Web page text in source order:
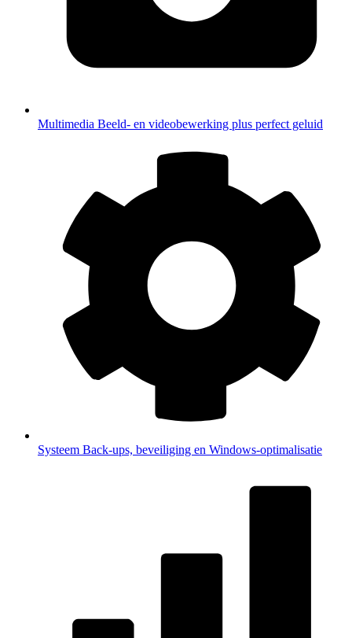
Multimedia Beeld- en videobewerking plus perfect geluid
Systeem Back-ups, beveiliging en Windows-optimalisatie